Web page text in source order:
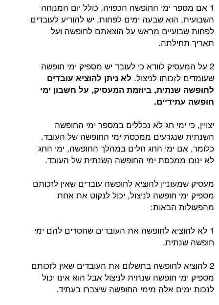
1 אם מספר ימי החופשה הכפויה, כולל יום המנוחה
השבועית, הוא שבעה ימים לפחות, יש להודיע לעובדים
לפחות שבועיים מראש על הוצאתם לחופשה ועל
תאריך תחילתה.
2 על המעסיק לוודא כי לעובד יש מספיק ימי חופשה
שעומדים לזכותו לניצול. לא ניתן להוציא עובדים
לחופשה שנתית, ביוזמת המעסיק, על חשבון ימי
חופשה עתידיים.
יצויין, כי ימי חג לא נכללים במספר ימי החופשה
השנתית שנגרעים ממכסת ימי החופשה של העובד.
כלומר, אם ימי החג חלים במהלך החופשה, ימי החג
לא ינוכו ממכסת ימי החופשה השנתית של העובד.
מעסיק שמעוניין להוציא לחופשה עובדים שאין לזכותם
מספיק ימי חופשה לניצול, יכול לנקוט את אחת
מהפעולות הבאות:
1 לא להוציא לחופשה את העובדים שחסרים להם ימי
חופשה שנתית.
2 להוציא לחופשה בתשלום את העובדים שאין לזכותם
מספיק ימי חופשה שנתית לניצול אבל הוא אינו יכול
לנכות ימים אלה מימי החופשה שיצברו בעתיד.